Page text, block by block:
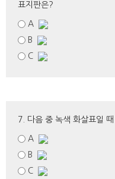
표지판은?
A
B
C
7. 다음 중 녹색 화살표일
A
B
C